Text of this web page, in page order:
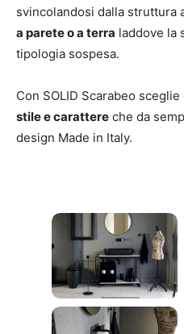
svincolandosi dalla struttura
a parete o a terra laddove la
tipologia sospesa.
Con SOLID Scarabeo
stile e carattere che da
design Made in Italy.